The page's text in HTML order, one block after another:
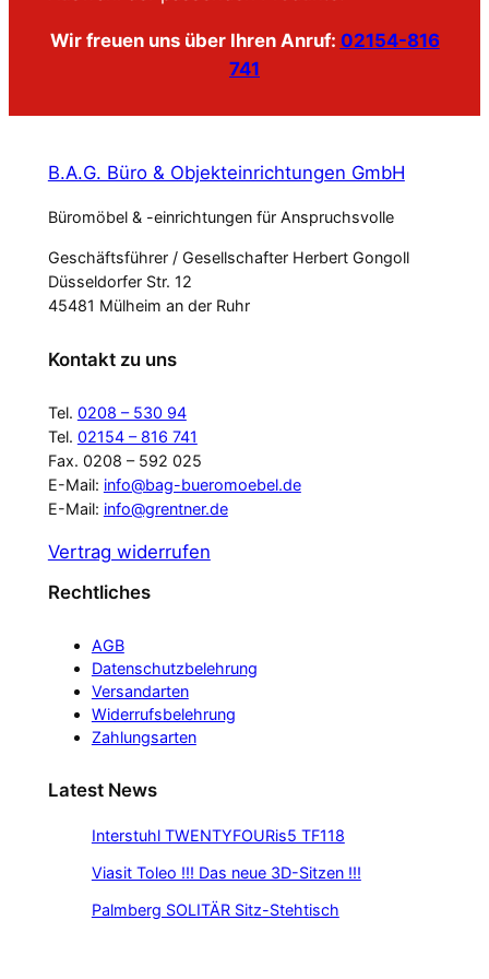
Wir freuen uns über Ihren Anruf: 02154-816
741
B.A.G. Büro & Objekteinrichtungen GmbH
Büromöbel & -einrichtungen für Anspruchsvolle
Geschäftsführer / Gesellschafter Herbert Gongoll
Düsseldorfer Str. 12
45481 Mülheim an der Ruhr
Kontakt zu uns
Tel. 0208 – 530 94
Tel. 02154 – 816 741
Fax. 0208 – 592 025
E-Mail: info@bag-bueromoebel.de
E-Mail: info@grentner.de
Vertrag widerrufen
Rechtliches
AGB
Datenschutzbelehrung
Versandarten
Widerrufsbelehrung
Zahlungsarten
Latest News
Interstuhl TWENTYFOURis5 TF118
Viasit Toleo !!! Das neue 3D-Sitzen !!!
Palmberg SOLITÄR Sitz-Stehtisch